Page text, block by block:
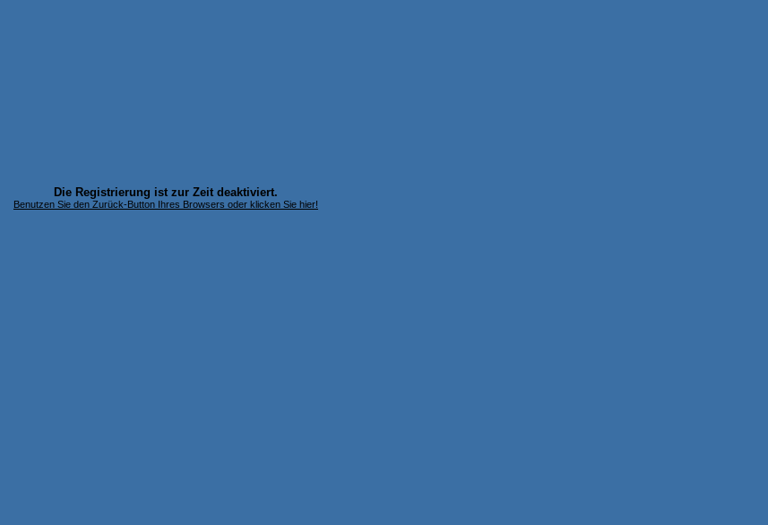
Die Registrierung ist zur Zeit deaktiviert.
Benutzen Sie den Zurück-Button Ihres Browsers oder klicken Sie hier!